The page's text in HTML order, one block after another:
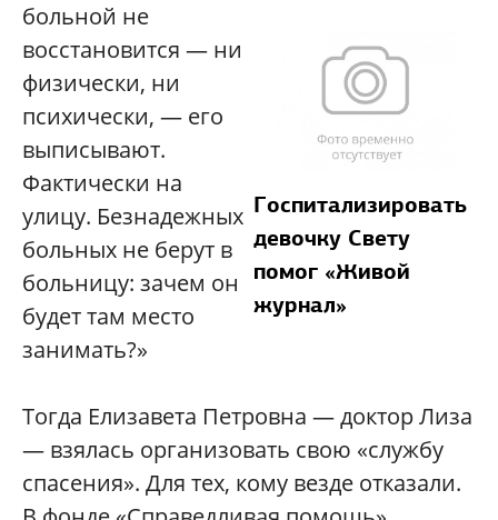
Госпитализировать
девочку Свету
помог «Живой
журнал»
больной не
восстановится — ни
физически, ни
психически, — его
выписывают.
Фактически на
улицу. Безнадежных
больных не берут в
больницу: зачем он
будет там место
занимать?»
Тогда Елизавета Петровна — доктор Лиза
— взялась организовать свою «службу
спасения». Для тех, кому везде отказали.